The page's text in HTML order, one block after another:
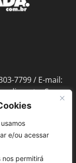
e/ou acessar
permitirá
7799 / E-mail:
Seg a
de Abreu, 889